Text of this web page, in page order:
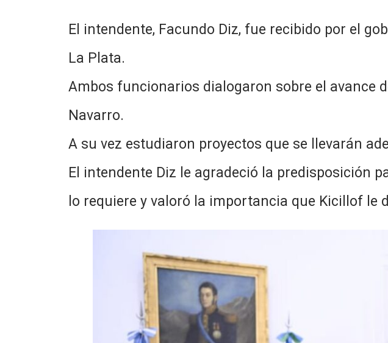
El intendente, Facundo Diz, fue recibido por el
La Plata.
Ambos funcionarios dialogaron sobre el avance
Navarro.
A su vez estudiaron proyectos que se llevarán
El intendente Diz le agradeció la predisposición
lo requiere y valoró la importancia que Kicillof le